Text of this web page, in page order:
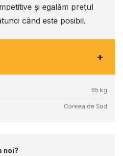
și egalăm prețul
când este posibil.
+
65 kg
Coreea de Sud
noi?